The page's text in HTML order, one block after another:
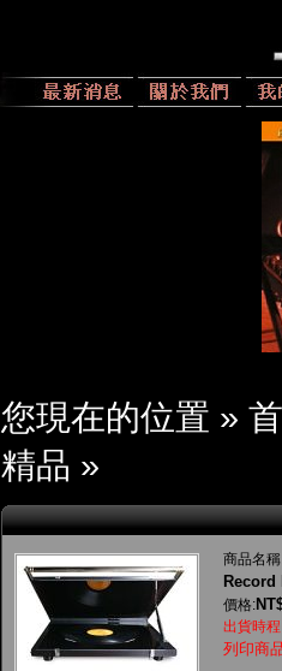
您現在的位置 »
精品 »
商品名
價格:
出貨時
列印商